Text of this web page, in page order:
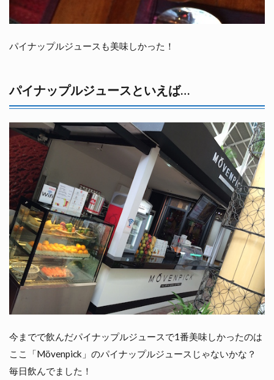
パイナップルジュースも美味しかった！
パイナップルジュースといえば…
今までで飲んだパイナップルジュースで1番美味しかったのは
ここ「Mövenpick」のパイナップルジュースじゃないかな？
毎日飲んでました！